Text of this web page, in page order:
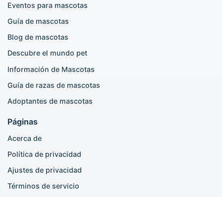
Anuncios Doberman
Anuncios Beagle
Pomeranian en venta
Gatos populares
Anuncios Scottish Fold
Anuncios Ragdoll
Anuncios Bengal
Anuncios Persa
Anuncios British Shorthair
British Shorthair en venta
Eventos para mascotas
Guía de mascotas
Blog de mascotas
Descubre el mundo pet
Información de Mascotas
Guía de razas de mascotas
Adoptantes de mascotas
Páginas
Acerca de
Política de privacidad
Ajustes de privacidad
Términos de servicio